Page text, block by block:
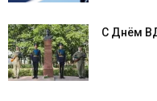
С Днём